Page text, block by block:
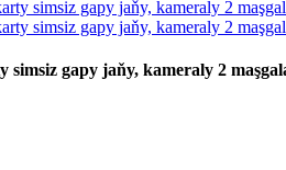
gapy jaňy, kameraly 2